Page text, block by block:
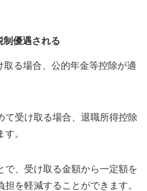
制優遇される
る場合、公的年金等控除が適
て受け取る場合、退職所得控除
。
で、受け取る金額から一定額を
を軽減することができます。